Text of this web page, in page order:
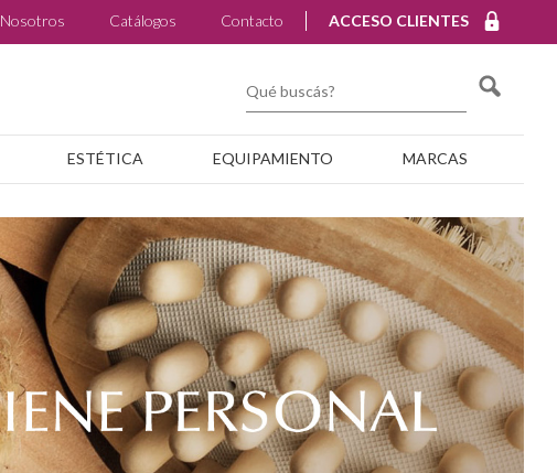
Nosotros Catálogos Contacto ACCESO CLIENTES
ESTÉTICA EQUIPAMIENTO MARCAS